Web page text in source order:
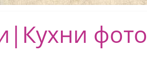
фото